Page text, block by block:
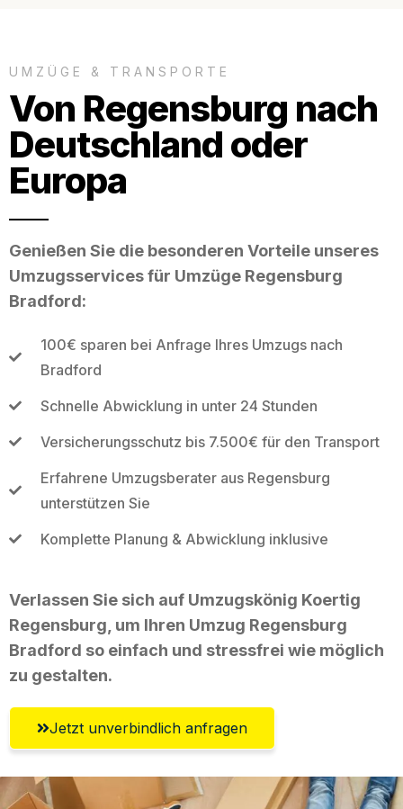
UMZÜGE & TRANSPORTE
Von Regensburg nach
Deutschland oder
Europa
Genießen Sie die besonderen Vorteile unseres
Umzugsservices für Umzüge Regensburg
Bradford:
100€ sparen bei Anfrage Ihres Umzugs nach
Bradford
Schnelle Abwicklung in unter 24 Stunden
Versicherungsschutz bis 7.500€ für den Transport
Erfahrene Umzugsberater aus Regensburg
unterstützen Sie
Komplette Planung & Abwicklung inklusive
Verlassen Sie sich auf Umzugskönig Koertig
Regensburg, um Ihren Umzug Regensburg
Bradford so einfach und stressfrei wie möglich
zu gestalten.
Jetzt unverbindlich anfragen